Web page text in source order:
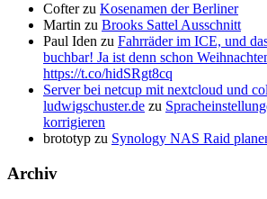
Cofterzu Kosenamen der Berliner
Martin zu Brooks Sattel Ausschnitt
Paul Iden zu Fahrräder im ICE, und
buchbar! Ja ist denn schon
https://t.co/hidSRgt8cq
Server bei netcup mit nextcloud und
ludwigschuster.de zu
korrigieren
brototyp zu Synology NAS Raid
Archiv